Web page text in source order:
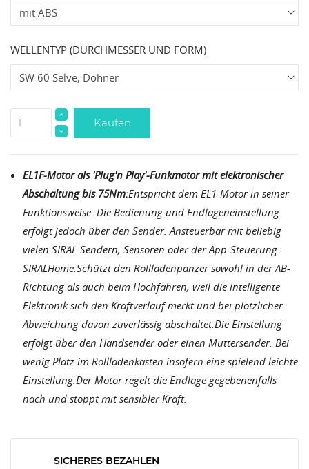
WELLENTYP (DURCHMESSER UND FORM)
Kaufen
EL1F-Motor als 'Plug'n Play'-Funkmotor mit elektronischer
Abschaltung bis 75Nm:Entspricht dem EL1-Motor in seiner
Funktionsweise. Die Bedienung und Endlageneinstellung
erfolgt jedoch über den Sender. Ansteuerbar mit beliebig
vielen SIRAL-Sendern, Sensoren oder der App-Steuerung
SIRALHome.Schützt den Rollladenpanzer sowohl in der AB-
Richtung als auch beim Hochfahren, weil die intelligente
Elektronik sich den Kraftverlauf merkt und bei plötzlicher
Abweichung davon zuverlässig abschaltet.Die Einstellung
erfolgt über den Handsender oder einen Muttersender. Bei
wenig Platz im Rollladenkasten insofern eine spielend leichte
Einstellung.Der Motor regelt die Endlage gegebenenfalls
nach und stoppt mit sensibler Kraft.
SICHERES BEZAHLEN